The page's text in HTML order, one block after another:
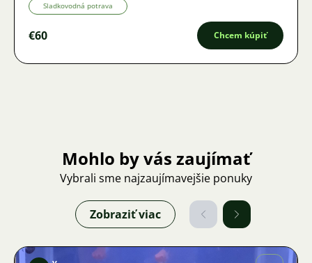
Sladkovodná potrava
€60 Chcem kúpiť
Mohlo by vás zaujímať
Vybrali sme najzaujímavejšie ponuky
Zobraziť viac